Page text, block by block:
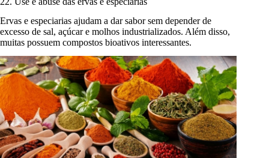
Ervas e especiarias ajudam a dar sabor sem depender de
excesso de sal, açúcar e molhos industrializados. Além disso,
muitas possuem compostos bioativos interessantes.